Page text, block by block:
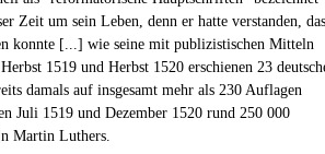
Zeit um sein Leben, denn er hatte verstanden,
konnte [...] wie seine mit publizistischen Mitteln
1519 und Herbst 1520 erschienen 23
damals auf insgesamt mehr als 230 Auflagen
Juli 1519 und Dezember 1520 rund 250 000
Martin Luthers.